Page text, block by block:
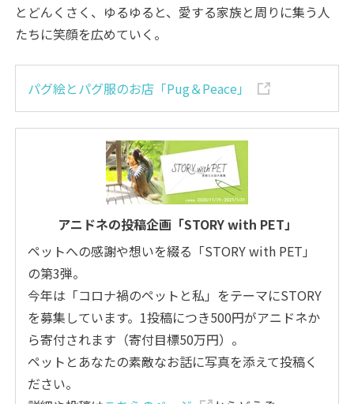
とどんくさく、ゆるゆると、愛する家族と周りに集う人
たちに笑顔を広めていく。
パグ絵とパグ服のお店「Pug＆Peace」
アニドネの投稿企画「STORY with PET」
ペットへの感謝や想いを綴る「STORY with PET」
の第3弾。
今年は「コロナ禍のペットと私」をテーマにSTORY
を募集しています。1投稿につき500円がアニドネか
ら寄付されます（寄付目標50万円）。
ペットとあなたの素敵なお話に写真を添えて投稿く
ださい。